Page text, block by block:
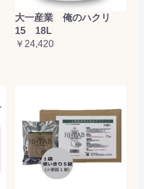
大一産業 俺のハクリ
15 18L
￥24,420